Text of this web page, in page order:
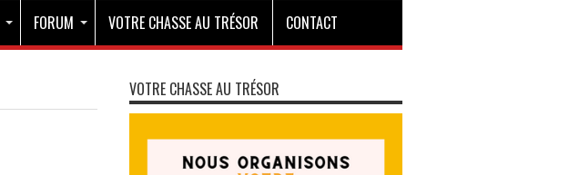
FORUM VOTRE CHASSE AU TRÉSOR CONTACT
VOTRE CHASSE AU TRÉSOR